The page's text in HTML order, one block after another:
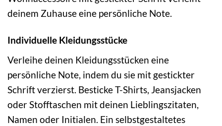
deinem Zuhause eine persönliche Note.
Individuelle Kleidungsstücke
Verleihe deinen Kleidungsstücken eine
persönliche Note, indem du sie mit gestickter
Schrift verzierst. Besticke T-Shirts, Jeansjacken
oder Stofftaschen mit deinen Lieblingszitaten,
Namen oder Initialen. Ein selbstgestaltetes